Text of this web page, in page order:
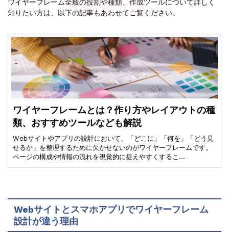
ワイヤーフレーム全般の役割や種類、作成ツールについて詳しく
知りたい方は、以下の記事もあわせてご覧ください。
ワイヤーフレームとは？作り方やレイアウトの種
類、おすすめツールなども解説
Webサイトやアプリの設計において、「どこに」「何を」「どう見
せるか」を整理するために欠かせないのがワイヤーフレームです。
ページの構成や情報の流れを視覚的に捉えやすくするこ…
Webサイトとスマホアプリでワイヤーフレーム
設計が違う理由